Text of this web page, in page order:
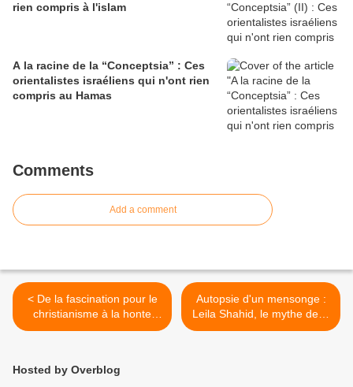
rien compris à l'islam
A la racine de la “Conceptsia” : Ces
orientalistes israéliens qui n'ont rien
compris au Hamas
Comments
Add a comment
< De la fascination pour le
christianisme à la honte
d’Israël : Le naufrage
Autopsie d'un mensonge :
Leila Shahid, le mythe de la
Palestine et les idiots utiles
Hosted by Overblog